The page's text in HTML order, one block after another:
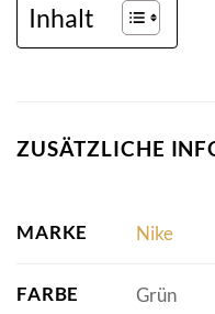
Inhalt
ZUSÄTZLICHE
MARKE Nike
FARBE Grün